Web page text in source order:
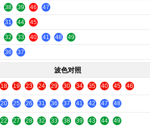
38 39 46 47
31 44 45
32 33 40 41 48 49
36 37
波色对照
18 19 23 24 29 30 34 35 40 45 46
20 25 26 31 36 37 41 42 47 48
22 27 28 32 33 38 39 43 44 49